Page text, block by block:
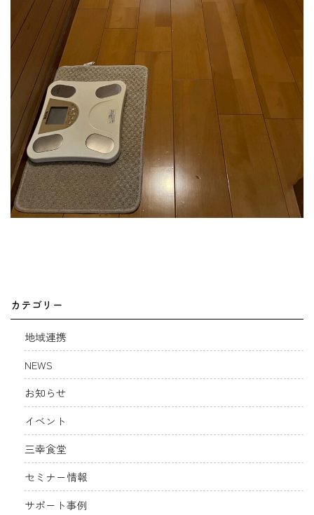
カテゴリー
地域連携
NEWS
お知らせ
イベント
三幸食堂
セミナー情報
サポート事例